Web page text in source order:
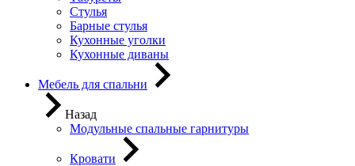
Стулья
Барные стулья
Кухонные уголки
Кухонные диваны
Мебель для спальни
Назад
Модульные спальные гарнитуры
Кровати